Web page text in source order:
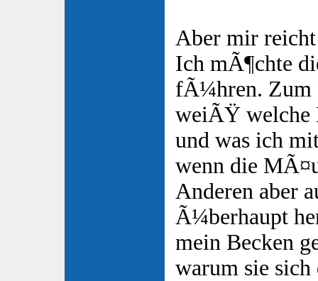
Aber mir
Ich mÃ¶chte
fÃ¼hren. Zum
weiÃŸ welche
und was ich
wenn die
Anderen aber
Ã¼berhaupt
mein Becken
warum sie sich